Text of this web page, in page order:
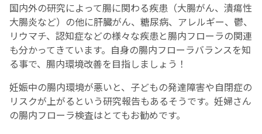
国内外の研究によって腸に関わる疾患（大腸がん、潰瘍性
大腸炎など）の他に肝臓がん、糖尿病、アレルギー、鬱、
リウマチ、認知症などの様々な疾患と腸内フローラの関連
も分かってきています。自身の腸内フローラバランスを知
る事で、腸内環境改善を目指しましょう！
妊娠中の腸内環境が悪いと、子どもの発達障害や自閉症の
リスクが上がるという研究報告もあるそうです。妊婦さん
の腸内フローラ検査はとてもお勧めです。
母乳育児
予防接種
‘さんルーム’ でさまざまな講座・クラス